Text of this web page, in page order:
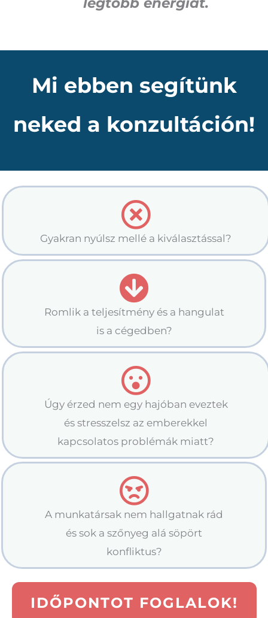
Mi ebben segítünk
neked a konzultáción!
Gyakran nyúlsz mellé a kiválasztással?
Romlik a teljesítmény és a hangulat
is a cégedben?
Úgy érzed nem egy hajóban eveztek
és stresszelsz az emberekkel
kapcsolatos problémák miatt?
A munkatársak nem hallgatnak rád
és sok a szőnyeg alá söpört
konfliktus?
IDŐPONTOT FOGLALOK!